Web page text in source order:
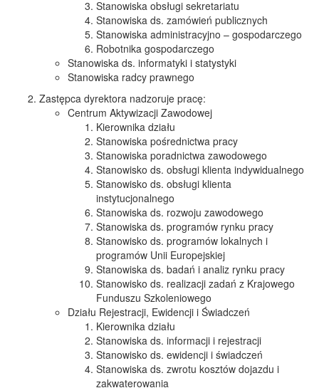
Stanowiska obsługi sekretariatu
Stanowiska ds. zamówień publicznych
Stanowiska administracyjno – gospodarczego
Robotnika gospodarczego
Stanowiska ds. informatyki i statystyki
Stanowiska radcy prawnego
Zastępca dyrektora nadzoruje pracę:
Centrum Aktywizacji Zawodowej
Kierownika działu
Stanowiska pośrednictwa pracy
Stanowiska poradnictwa zawodowego
Stanowisko ds. obsługi klienta indywidualnego
Stanowisko ds. obsługi klienta
instytucjonalnego
Stanowiska ds. rozwoju zawodowego
Stanowiska ds. programów rynku pracy
Stanowisko ds. programów lokalnych i
programów Unii Europejskiej
Stanowiska ds. badań i analiz rynku pracy
Stanowisko ds. realizacji zadań z Krajowego
Funduszu Szkoleniowego
Działu Rejestracji, Ewidencji i Świadczeń
Kierownika działu
Stanowiska ds. informacji i rejestracji
Stanowisko ds. ewidencji i świadczeń
Stanowiska ds. zwrotu kosztów dojazdu i
zakwaterowania